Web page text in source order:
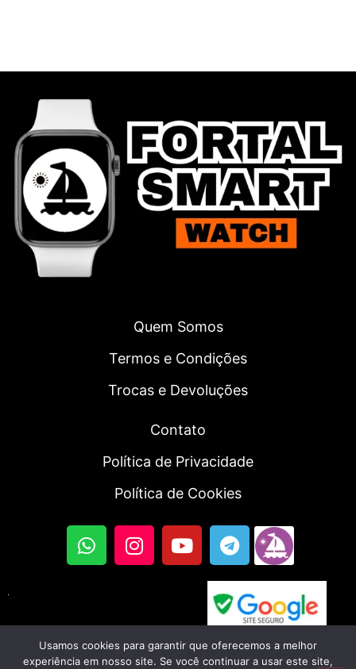
Quem Somos
Termos e Condições
Trocas e Devoluções
Contato
Política de Privacidade
Política de Cookies
© 2023, Fortal SmartWatch | Todos os direitos
Usamos cookies para garantir que oferecemos a melhor
experiência em nosso site. Se você continuar a usar este site,